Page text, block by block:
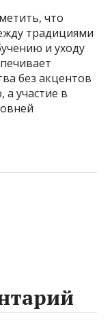
что
традициями
и уходу
без акцентов
участие в